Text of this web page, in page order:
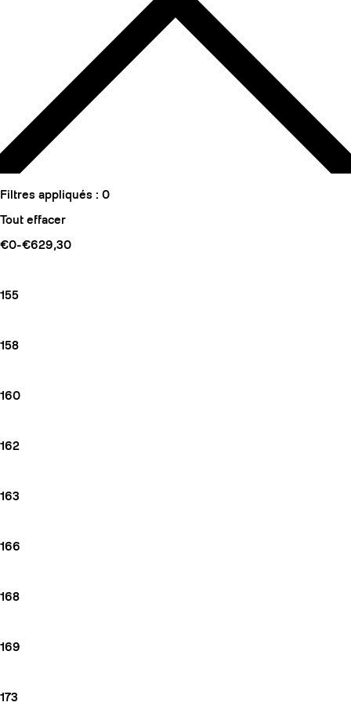
Filtres appliqués : 0
Tout effacer
€0-€629,30
155
158
160
162
163
166
168
169
173